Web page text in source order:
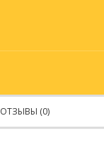
ОТЗЫВЫ (0)